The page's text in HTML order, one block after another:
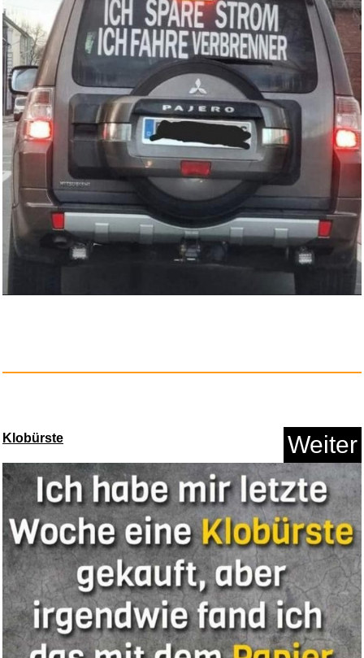
Anzeige
L.E.W. Trockner L.E.W hän...
FRTEC - SimRacing Gloves...
Anzeige
Klobürste Weiter